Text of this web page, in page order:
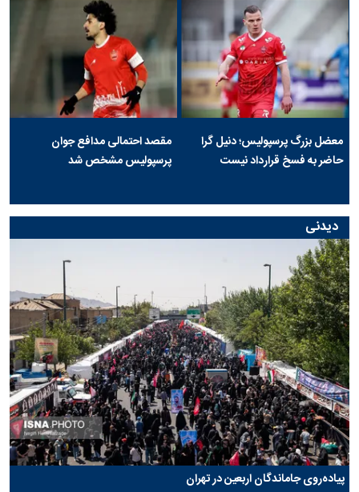
معضل بزرگ پرسپولیس؛ دنیل گرا
حاضر به فسخ قرارداد نیست
مقصد احتمالی مدافع جوان
پرسپولیس مشخص شد
دیدنی
پیاده‌روی جاماندگان اربعین در تهران